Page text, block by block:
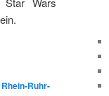
Rhein-Ruhr-